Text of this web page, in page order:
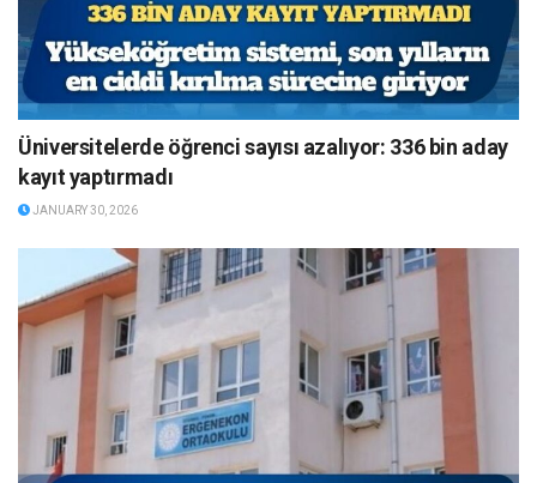
Üniversitelerde öğrenci sayısı azalıyor: 336 bin aday
kayıt yaptırmadı
JANUARY 30, 2026